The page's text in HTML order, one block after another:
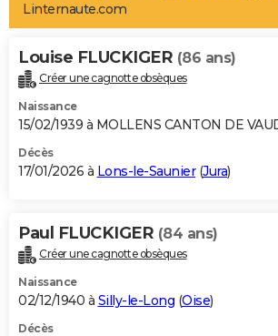
Art de vivre
Bien-être
Loisirs
Mode
Modes de vie
Alimentation
Guide de la santé
Maladies
Médicaments
Sommeil
VOYAGE
Destinations
City break
Voyage nature
Voyage de noces
Forum
Climat
+PHOTO
GUIDES D'ACHAT
BONS PLANS
Carte de Noël
Carte Bonne année
Carte Saint-Valentin
Carte Pâques
Carte d'anniversaire
DICTIONNAIRE
Dictionnaire
Biographies
Citations
Expressions
Proverbes
PROGRAMME TV
Linternaute.com
Louise FLUCKIGER (86 ans)
Créer une cagnotte obsèques
Naissance
15/02/1939 à MOLLENS CANTON DE
Décès
17/01/2026 à Lons-le-Saunier(Jura)
Paul FLUCKIGER (84 ans)
Créer une cagnotte obsèques
Naissance
02/12/1940 à Silly-le-Long (Oise)
Décès